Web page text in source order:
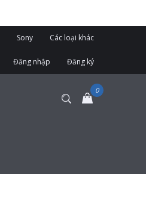
Sony Các loại khác
Đăng nhập Đăng ký